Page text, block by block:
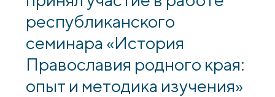
республиканского
семинара «История
Православия родного края:
опыт и методика изучения»